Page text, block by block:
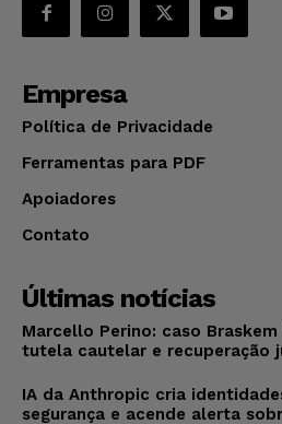
Empresa
Política de Privacidade
Ferramentas para PDF
Apoiadores
Contato
Últimas notícias
Marcello Perino: caso
tutela cautelar e recuperação
IA da Anthropic cria
segurança e acende alerta